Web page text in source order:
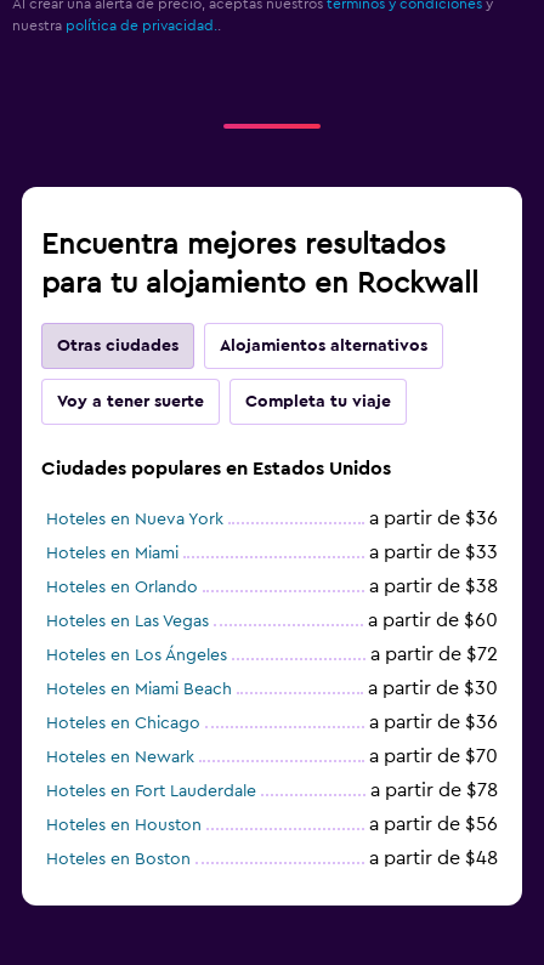
Al crear una alerta de precio, aceptas nuestros términos y condiciones y
nuestra política de privacidad.
Encuentra mejores resultados
para tu alojamiento en Rockwall
Otras ciudades Alojamientos alternativos
Voy a tener suerte Completa tu viaje
Ciudades populares en Estados Unidos
Hoteles en Nueva York a partir de $36
Hoteles en Miami a partir de $33
Hoteles en Orlando a partir de $38
Hoteles en Las Vegas a partir de $60
Hoteles en Los Ángeles a partir de $72
Hoteles en Miami Beach a partir de $30
Hoteles en Chicago a partir de $36
Hoteles en Newark a partir de $70
Hoteles en Fort Lauderdale a partir de $78
Hoteles en Houston a partir de $56
Hoteles en Boston a partir de $48